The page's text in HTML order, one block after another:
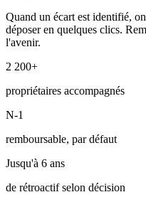
Quand un écart est identifié,
déposer en quelques clics.
l'avenir.
2 200+
propriétaires accompagnés
N-1
remboursable, par défaut
Jusqu'à 6 ans
de rétroactif selon décision